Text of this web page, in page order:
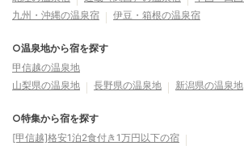
九州・沖縄の温泉宿
伊豆・箱根の温泉宿
○温泉地から宿を探す
甲信越の温泉地
山梨県の温泉地
長野県の温泉地 新潟県の温泉地
○特集から宿を探す
[甲信越]格安1泊2食付き1万円以下の宿